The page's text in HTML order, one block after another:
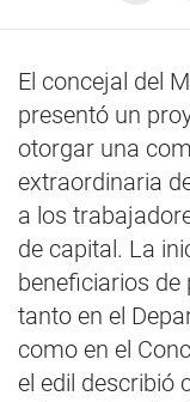
El concejal del
presentó un
otorgar una
extraordinaria
a los
de capital. La
beneficiarios
tanto en el
como en el
el edil describió